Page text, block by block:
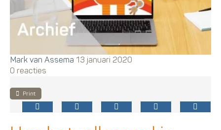
Mark van Assema 13 januari 2020
0 reacties
Print